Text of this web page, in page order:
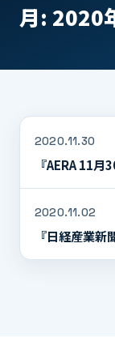
月: 2020
2020.11.30
『AERA 11
2020.11.02
『日経産業